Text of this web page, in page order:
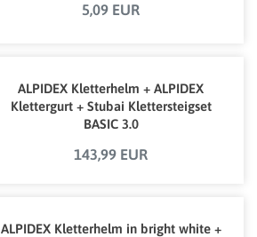
5,09 EUR
ALPIDEX Kletterhelm + ALPIDEX
Klettergurt + Stubai Klettersteigset
BASIC 3.0
143,99 EUR
ALPIDEX Kletterhelm in bright white +